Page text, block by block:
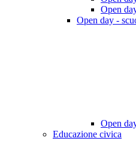
Open
Open day -
Open
Educazione civica